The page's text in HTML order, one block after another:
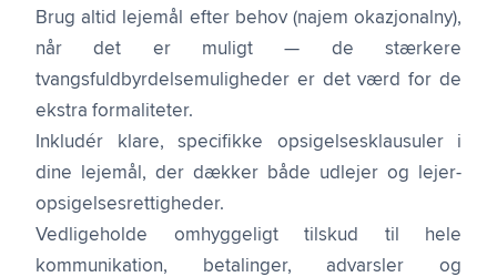
Brug altid lejemål efter behov (najem okazjonalny),
når det er muligt — de stærkere
tvangsfuldbyrdelse­muligheder er det værd for de
ekstra formaliteter.
Inkludér klare, specifikke opsigelses­klausuler i
dine lejemål, der dækker både udlejer og lejer­
opsigelses­rettigheder.
Vedligeholde omhyggeligt tilskud til hele
kommunikation, betalinger, advarsler og